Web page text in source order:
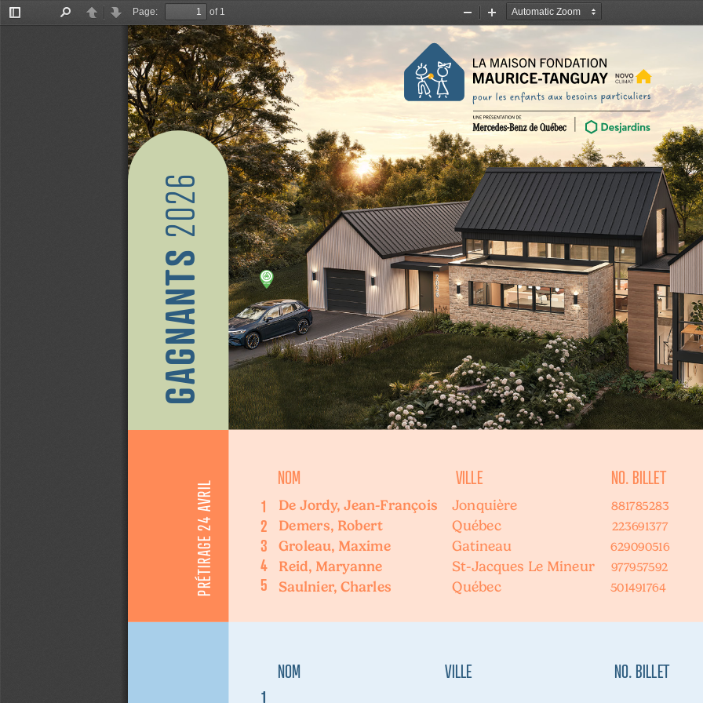
Toggle
PreviousNext
Page:
of 1
Zoom
Out
Zoom
In
PRÉTIRAGE 24 AVRIL
GAGNANTS
2026
NOM
        VILLE
          NO. BILLET
NOM
     VILLE
           NO. BILLET
1
2
3
4
5
1
De Jordy, Jean-François Jonquière 881785283
Demers, Robert Québec 223691377
Groleau, Maxime Gatineau 629090516
Reid, Maryanne St-Jacques Le Mineur 977957592
Saulnier, Charles Québec 501491764